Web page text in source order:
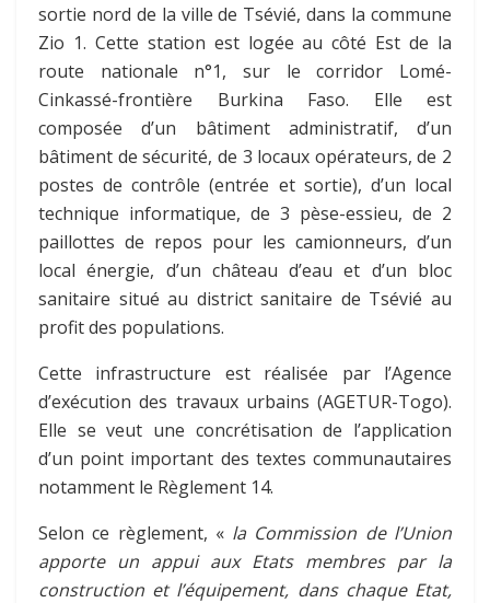
sortie nord de la ville de Tsévié, dans la commune
Zio 1. Cette station est logée au côté Est de la
route nationale n°1, sur le corridor Lomé-
Cinkassé-frontière Burkina Faso. Elle est
composée d’un bâtiment administratif, d’un
bâtiment de sécurité, de 3 locaux opérateurs, de 2
postes de contrôle (entrée et sortie), d’un local
technique informatique, de 3 pèse-essieu, de 2
paillottes de repos pour les camionneurs, d’un
local énergie, d’un château d’eau et d’un bloc
sanitaire situé au district sanitaire de Tsévié au
profit des populations.
Cette infrastructure est réalisée par l’Agence
d’exécution des travaux urbains (AGETUR-Togo).
Elle se veut une concrétisation de l’application
d’un point important des textes communautaires
notamment le Règlement 14.
Selon ce règlement, « la Commission de l’Union
apporte un appui aux Etats membres par la
construction et l’équipement, dans chaque Etat,